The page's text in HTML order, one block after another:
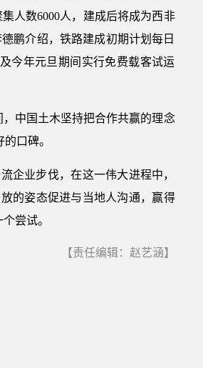
人数6000人，建成后将成为西非
鹏介绍，铁路建成初期计划每日
今年元旦期间实行免费载客试运
中国土木坚持把合作共赢的理念
口碑。
企业步伐，在这一伟大进程中，
的姿态促进与当地人沟通，赢得
尝试。
【责任编辑：赵艺涵】